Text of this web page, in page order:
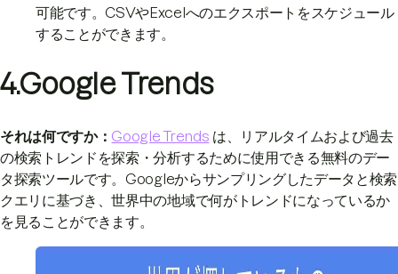
可能です。CSVやExcelへのエクスポートをスケジュール
することができます。
4.Google Trends
それは何ですか： Google Trends は、リアルタイムおよび過去
の検索トレンドを探索・分析するために使用できる無料のデー
タ探索ツールです。Googleからサンプリングしたデータと検索
クエリに基づき、世界中の地域で何がトレンドになっているか
を見ることができます。